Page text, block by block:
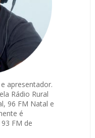
apresentador.
Rádio Rural
96 FM Natal e
é
FM de